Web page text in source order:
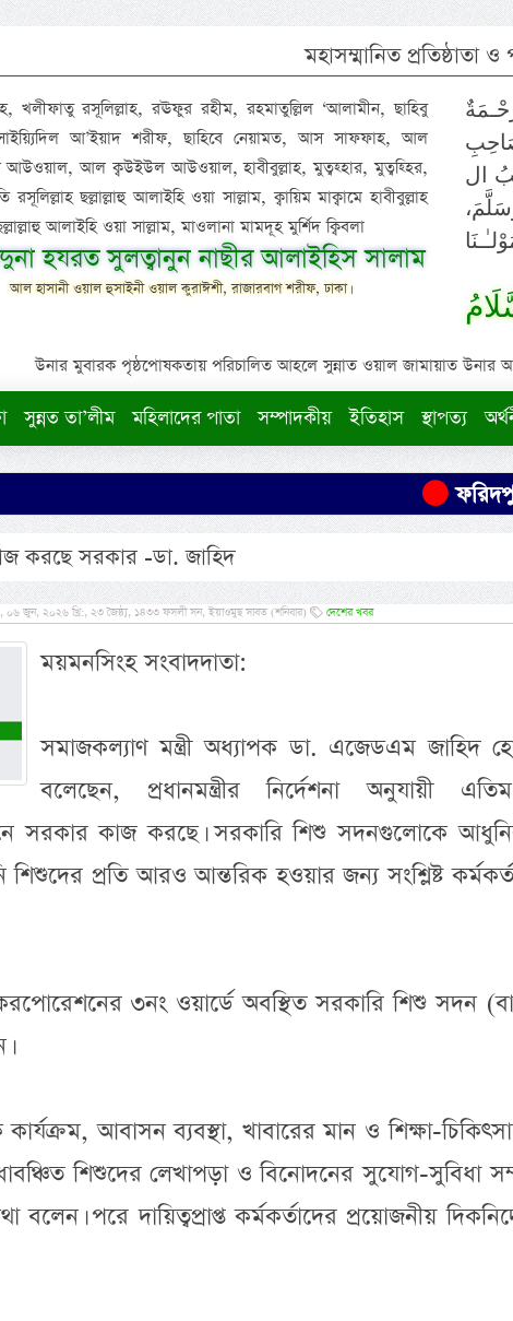
মহাসম্মানিত প্রতিষ্ঠাতা
খলীফাতু রসূলিল্লাহ, রঊফুর রহীম, রহমাতুল্লিল ‘আলামীন, ছাহিবু
সাইয়্যিদিল আ’ইয়াদ শরীফ, ছাহিবে নেয়ামত, আস সাফফাহ, আল
আউওয়াল, আল ক্বউইউল আউওয়াল, হাবীবুল্লাহ, মুত্বহ্হার, মুত্বহ্হির,
ছল্লাল্লাহু আলাইহি ওয়া সাল্লাম, ক্বায়িম মাক্বামে হাবীবুল্লাহ
আলাইহি ওয়া সাল্লাম, মাওলানা মামদূহ মুর্শিদ ক্বিবলা
হযরত সুলত্বানুন নাছীর আলাইহিস সালাম
আল হাসানী ওয়াল হুসাইনী ওয়াল কুরাঈশী, রাজারবাগ শরীফ, ঢাকা।
ال
উনার মুবারক পৃষ্ঠপোষকতায় পরিচালিত আহলে সুন্নাত ওয়াল জামায়াত উনার
সুন্নত তা’লীম মহিলাদের পাতা সম্পাদকীয় ইতিহাস স্থাপত্য
ফরিদপুরে
করছে সরকার -ডা. জাহিদ
জুন, ২০২৬ খ্রি:, ২৩ জৈষ্ঠ্য, ১৪৩৩ ফসলী সন, ইয়াওমুছ সাবত (শনিবার) দেশের খবর
ময়মনসিংহ সংবাদদাতা:
সমাজকল্যাণ মন্ত্রী অধ্যাপক ডা. এজেডএম জাহিদ
বলেছেন, প্রধানমন্ত্রীর নির্দেশনা অনুযায়ী
সরকার কাজ করছে। সরকারি শিশু সদনগুলোকে
শিশুদের প্রতি আরও আন্তরিক হওয়ার জন্য সংশ্লিষ্ট
৩নং ওয়ার্ডে অবস্থিত সরকারি শিশু সদন
কার্যক্রম, আবাসন ব্যবস্থা, খাবারের মান ও শিক্ষা-
শিশুদের লেখাপড়া ও বিনোদনের সুযোগ-সুবিধা
পরে দায়িত্বপ্রাপ্ত কর্মকর্তাদের প্রয়োজনীয়